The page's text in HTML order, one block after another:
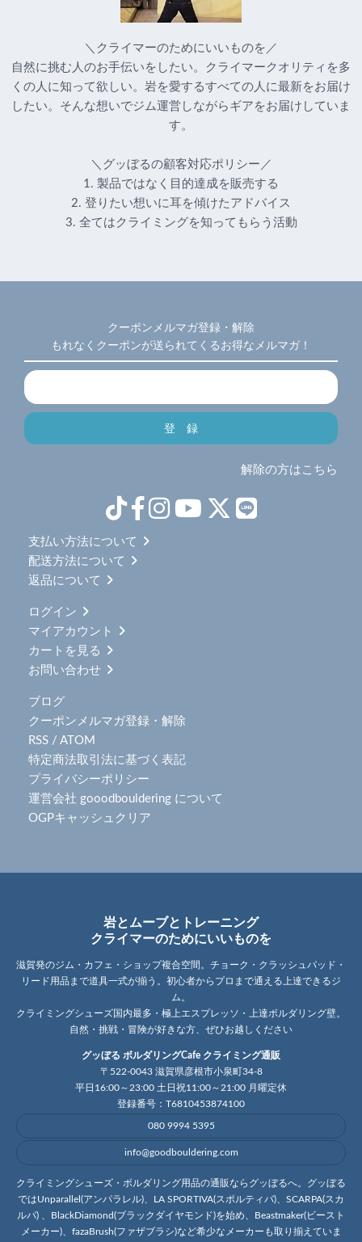
＼クライマーのためにいいものを／
自然に挑む人のお手伝いをしたい。クライマークオリティを多
くの人に知って欲しい。岩を愛するすべての人に最新をお届け
したい。そんな想いでジム運営しながらギアをお届けしていま
す。
＼グッぼるの顧客対応ポリシー／
1. 製品ではなく目的達成を販売する
2. 登りたい想いに耳を傾けたアドバイス
3. 全てはクライミングを知ってもらう活動
クーポンメルマガ登録・解除
もれなくクーポンが送られてくるお得なメルマガ！
解除の方はこちら
支払い方法について
配送方法について
返品について
ログイン
マイアカウント
カートを見る
お問い合わせ
ブログ
クーポンメルマガ登録・解除
RSS / ATOM
特定商法取引法に基づく表記
プライバシーポリシー
運営会社 gooodbouldering について
OGPキャッシュクリア
岩とムーブとトレーニング
クライマーのためにいいものを
滋賀発のジム・カフェ・ショップ複合空間。チョーク・クラッシュパッド・
リード用品まで道具一式が揃う。初心者からプロまで通える上達できるジ
ム。
クライミングシューズ国内最多・極上エスプレッソ・上達ボルダリング壁。
自然・挑戦・冒険が好きな方、ぜひお越しください
グッぼる ボルダリングCafe クライミング通販
〒522-0043 滋賀県彦根市小泉町34-8
平日16:00～23:00 土日祝11:00～21:00 月曜定休
登録番号：T6810453874100
080 9994 5395
info@goodbouldering.com
クライミングシューズ・ボルダリング用品の通販ならグッぼるへ。グッぼる
ではUnparallel(アンパラレル)、LA SPORTIVA(スポルティバ)、SCARPA(スカ
ルパ) 、BlackDiamond(ブラックダイヤモンド)を始め、Beastmaker(ビースト
メーカー)、fazaBrush(ファザブラシ)など希少なメーカーも取り揃えていま